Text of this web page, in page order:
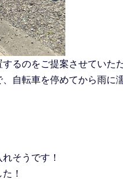
るのをご提案させていた
自転車を停めてから雨に
そうです！
！